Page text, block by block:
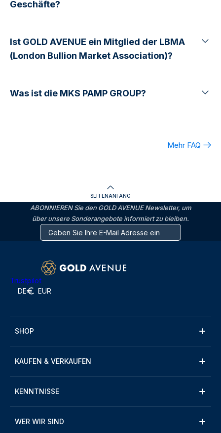
Geschäfte?
Ist GOLD AVENUE ein Mitglied der LBMA
(London Bullion Market Association)?
Was ist die MKS PAMP GROUP?
Mehr FAQ
SEITENANFANG
ABONNIEREN Sie den GOLD AVENUE Newsletter, um
über unsere Sonderangebote informiert zu bleiben.
Trustpilot
DE EUR
SHOP
KAUFEN & VERKAUFEN
KENNTNISSE
WER WIR SIND